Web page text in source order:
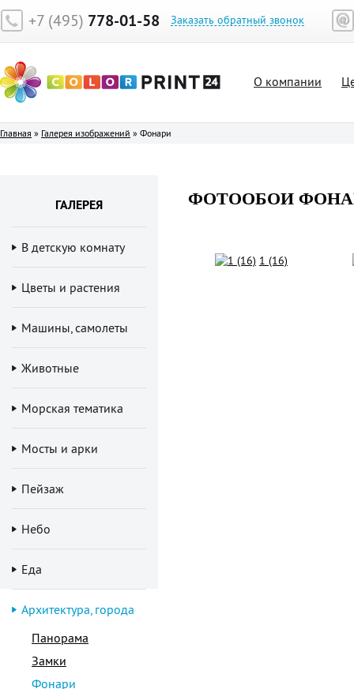
+7 (495) 778-01-58 Заказать обратный звонок
О компании
Главная » Галерея изображений » Фонари
ГАЛЕРЕЯ
В детскую комнату
Цветы и растения
Машины, самолеты
Животные
Морская тематика
Мосты и арки
Пейзаж
Небо
Еда
Архитектура, города
Панорама
Замки
Фонари
ФОТООБОИ
1 (16)